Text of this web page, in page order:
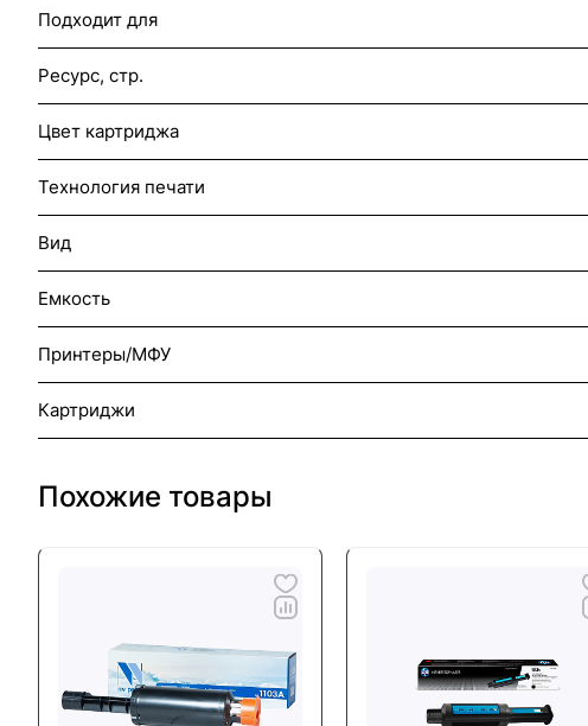
Подходит для
Ресурс, стр.
Цвет картриджа
Технология печати
Вид
Емкость
Принтеры/МФУ
Картриджи
Похожие товары